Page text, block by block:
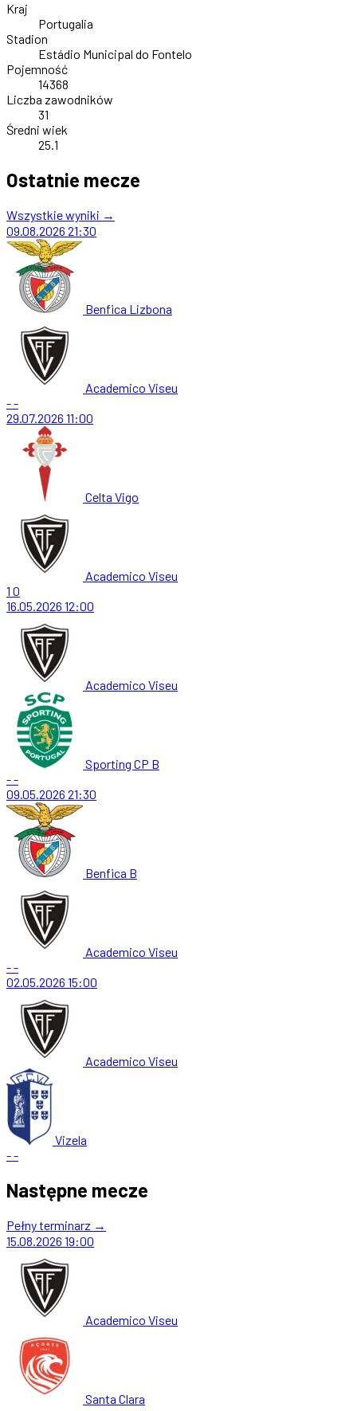
Kraj
Portugalia
Stadion
Estádio Municipal do Fontelo
Pojemność
14368
Liczba zawodników
31
Średni wiek
25.1
Ostatnie mecze
Wszystkie wyniki →
09.08.2026 21:30
Benfica Lizbona
Academico Viseu
--
29.07.2026 11:00
Celta Vigo
Academico Viseu
1 0
16.05.2026 12:00
Academico Viseu
Sporting CP B
--
09.05.2026 21:30
Benfica B
Academico Viseu
--
02.05.2026 15:00
Academico Viseu
Vizela
--
Następne mecze
Pełny terminarz →
15.08.2026 19:00
Academico Viseu
Santa Clara